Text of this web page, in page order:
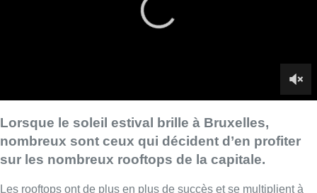
Bruxelles depuis plusieurs années. Boire un verre perché en
hauteur, vue sur la capitale, est d’autant plus populaire lorsqu’il
Rooftop”, ouvert l’année dernière, voit de plus en plus de
clients. Ce soir, 100 personnes ont réservé leur table au soleil.
La terrasse sera, sans aucun doute, remplie ce week-end.
■ Duplex deLisa Saint-Ghislainavec l’interview deYoussef
Samadi
, Chef de rang du “Eight Rooftop”
Lire aussi :